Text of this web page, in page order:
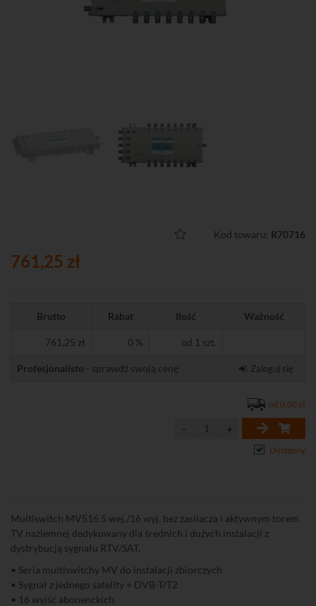
Kod towaru: R70716
761,25 zł
Brutto Rabat Ilość Ważność
761,25 zł 0 % od 1 szt.
Profesjonalisto - sprawdź swoją cenę Zaloguj się
od 0,00 zł
Dostępny
Multiswitch MV516 5 wej./16 wyj. bez zasilacza i aktywnym torem
TV naziemnej dedykowany dla średnich i dużych instalacji z
dystrybucją sygnału RTV/SAT.
• Seria multiswitchy MV do instalacji zbiorczych
• Sygnał z jednego satelity + DVB-T/T2
• 16 wyjść abonenckich